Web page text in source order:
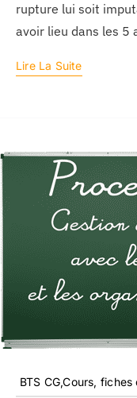
rupture lui soit
avoir lieu dans les 5
Lire La Suite
BTS CG,Cours,